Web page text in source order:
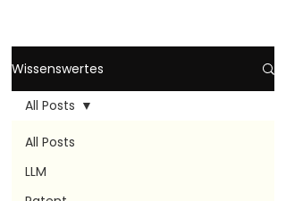
Wissenswertes
All Posts
LLM
All Posts